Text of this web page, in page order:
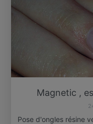
Magnetic ,
Pose d'ongles résine